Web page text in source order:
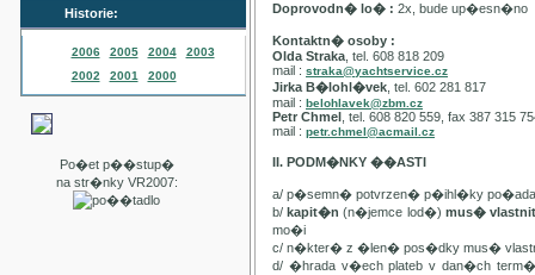
Historie:
2006 2005 2004
2003
2002
2001 2000
Po�et p��stup�
na str�nky VR2007:
Doprovodn� lo� : 2x, bude up�esn�no
Kontaktn� osoby :
Olda Straka , tel. 608 818 209
mail : straka@yachtservice.cz
Jirka B�lohl�vek , tel. 602 281 817
mail : belohlavek@zbm.cz
Petr Chmel , tel. 608 820 559, fax 387 315
mail : petr.chmel@acmail.cz
II. PODM�NKY ��ASTI
a/ p�semn� potvrzen� p�ihl�ky
b/kapit�n(n�jemce lod�) mus�
mo�i
c/ n�kter� z �len� pos�dky mus�
d/ �hrada v�ech plateb v dan�ch